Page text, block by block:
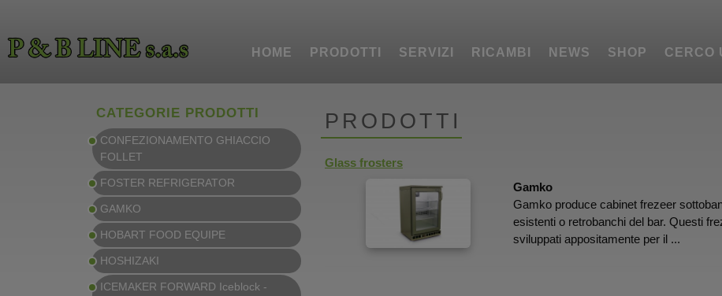
HOME PRODOTTI SERVIZI RICAMBI NEWS SHOP CERCO
CATEGORIE PRODOTTI
CONFEZIONAMENTO GHIACCIO
FOLLET
FOSTER REFRIGERATOR
GAMKO
HOBART FOOD EQUIPE
HOSHIZAKI
ICEMAKER FORWARD Iceblock -
PRODOTTI
Glass frosters
Gamko
Gamko produce cabinet frezeer
esistenti o retrobanchi del bar. Questi
sviluppati appositamente per il ...